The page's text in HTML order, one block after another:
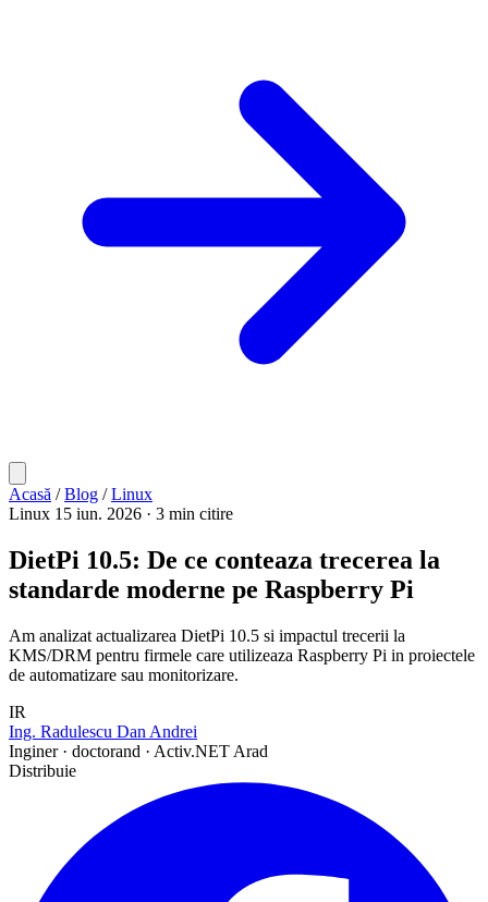
Acasă / Blog / Linux
Linux 15 iun. 2026 · 3 min citire
DietPi 10.5: De ce conteaza trecerea la
standarde moderne pe Raspberry Pi
Am analizat actualizarea DietPi 10.5 si impactul trecerii la
KMS/DRM pentru firmele care utilizeaza Raspberry Pi in proiectele
de automatizare sau monitorizare.
IR
Ing. Radulescu Dan Andrei
Inginer · doctorand · Activ.NET Arad
Distribuie